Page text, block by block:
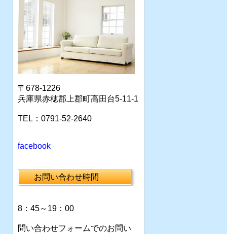
〒678-1226
兵庫県赤穂郡上郡町高田台5-11-1
TEL：0791-52-2640
facebook
お問い合わせ時間
8：45～19：00
問い合わせフォームでのお問い